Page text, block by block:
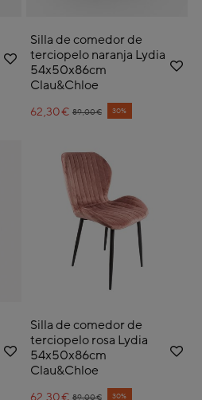
Silla de comedor de
terciopelo naranja Lydia
54x50x86cm
Clau&Chloe
Price reduced from
89,00€
to 30%
62,30€
Silla de comedor de
terciopelo rosa Lydia
54x50x86cm
Clau&Chloe
Price reduced from
89,00€
to 30%